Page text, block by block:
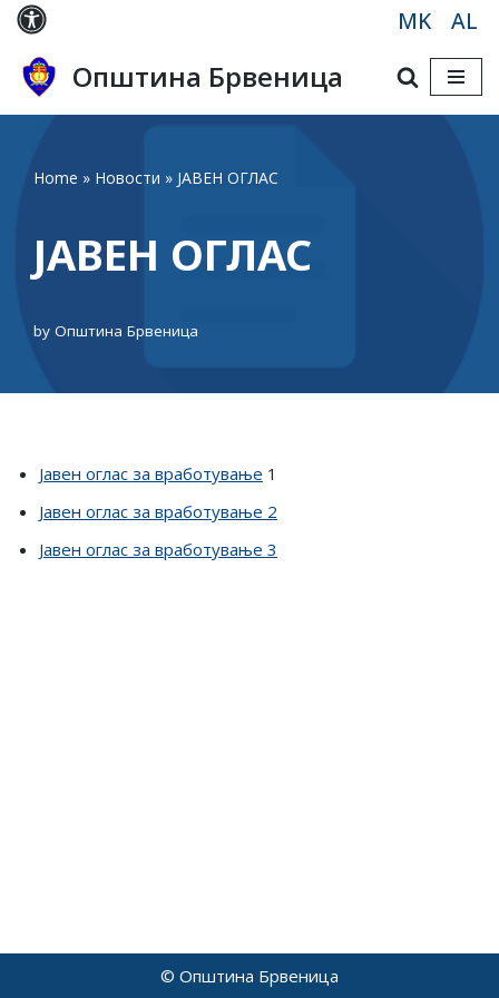
Skip
to
content
MK AL
Општина Брвеница
Home » Новости » ЈАВЕН ОГЛАС
ЈАВЕН ОГЛАС
by Општина Брвеница
Јавен оглас за вработување 1
Јавен оглас за вработување 2
Јавен оглас за вработување 3
© Општина Брвеница